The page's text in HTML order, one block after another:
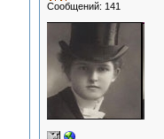
Сообщений: 141